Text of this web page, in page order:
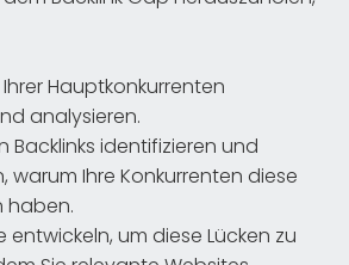
Hauptkonkurrenten
analysieren.
Backlinks identifizieren und
warum Ihre Konkurrenten diese
haben.
entwickeln, um diese Lücken zu